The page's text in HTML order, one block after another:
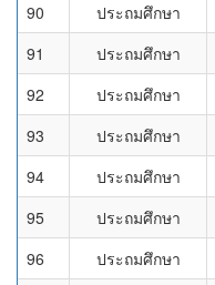
90
ประถมศึกษา
91
ประถมศึกษา
92
ประถมศึกษา
93
ประถมศึกษา
94
ประถมศึกษา
95
ประถมศึกษา
96
ประถมศึกษา